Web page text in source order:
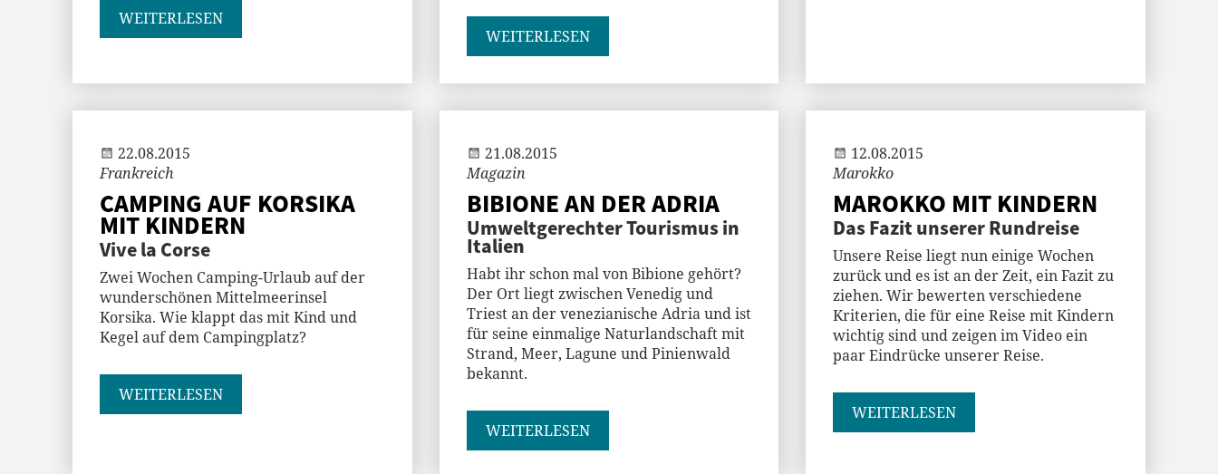
WEITERLESEN
WEITERLESEN
22.08.2015
Frankreich
CAMPING AUF KORSIKA
MIT KINDERN
Vive la Corse
Zwei Wochen Camping-Urlaub auf der
wunderschönen Mittelmeerinsel
Korsika. Wie klappt das mit Kind und
Kegel auf dem Campingplatz?
WEITERLESEN
21.08.2015
Magazin
BIBIONE AN DER ADRIA
Umweltgerechter Tourismus in
Italien
Habt ihr schon mal von Bibione gehört?
Der Ort liegt zwischen Venedig und
Triest an der venezianische Adria und ist
für seine einmalige Naturlandschaft mit
Strand, Meer, Lagune und Pinienwald
bekannt.
WEITERLESEN
12.08.2015
Marokko
MAROKKO MIT KINDERN
Das Fazit unserer Rundreise
Unsere Reise liegt nun einige Wochen
zurück und es ist an der Zeit, ein Fazit zu
ziehen. Wir bewerten verschiedene
Kriterien, die für eine Reise mit Kindern
wichtig sind und zeigen im Video ein
paar Eindrücke unserer Reise.
WEITERLESEN